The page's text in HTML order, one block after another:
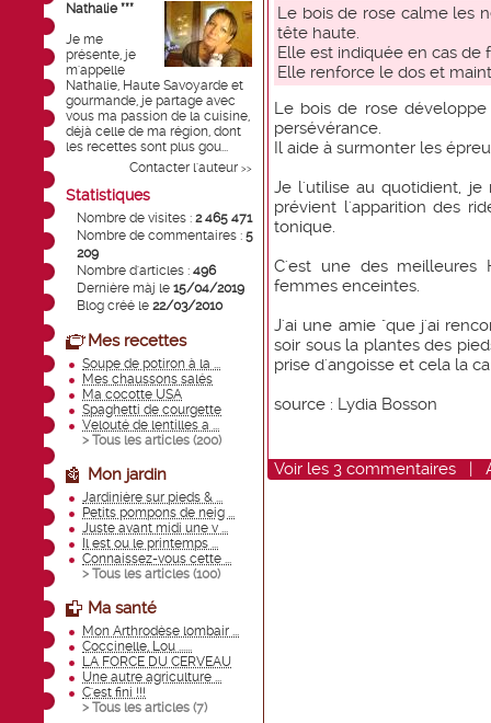
Nathalie ***
Je me
présente, je
m'appelle
Nathalie, Haute Savoyarde et
gourmande, je partage avec
vous ma passion de la cuisine,
déjà celle de ma région, dont
les recettes sont plus gou...
Contacter l'auteur >>
Statistiques
Nombre de visites : 2 465 471
Nombre de commentaires : 5
209
Nombre d'articles : 496
Dernière màj le 15/04/2019
Blog créé le 22/03/2010
Mes recettes
Soupe de potiron à la ...
Mes chaussons salés
Ma cocotte USA
Spaghetti de courgette
Velouté de lentilles a ...
> Tous les articles (200)
Mon jardin
Jardinière sur pieds & ...
Petits pompons de neig ...
Juste avant midi une v ...
Il est ou le printemps ...
Connaissez-vous cette ...
> Tous les articles (100)
Ma santé
Mon Arthrodèse lombair ...
Coccinelle, Lou ......
LA FORCE DU CERVEAU
Une autre agriculture ...
C'est fini !!!
> Tous les articles (7)
Le bois de rose calme les
tête haute.
Elle est indiquée en cas de
Elle renforce le dos et
Le bois de rose
persévérance.
Il aide à surmonter les
Je l'utilise au quotidient,
prévient l'apparition des
tonique.
C'est une des
femmes enceintes.
J'ai une amie "que j'ai
soir sous la plantes des
prise d'angoisse et cela la
source : Lydia Bosson
Voir les 3 commentaires |